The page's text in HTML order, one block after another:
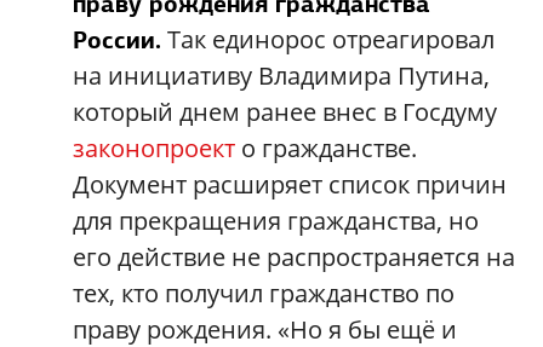
России. Так единорос отреагировал
на инициативу Владимира Путина,
который днем ранее внес в Госдуму
законопроект о гражданстве.
Документ расширяет список причин
для прекращения гражданства, но
его действие не распространяется на
тех, кто получил гражданство по
праву рождения. «Но я бы ещё и